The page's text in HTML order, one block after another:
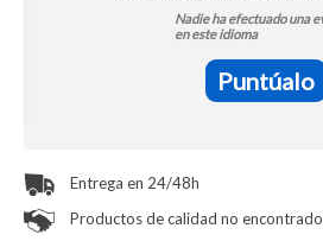
Nadie ha efectuado una
en este idioma
Puntúalo
Entrega en 24/48h
Productos de calidad no